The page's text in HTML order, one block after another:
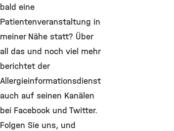
bald eine
Patientenveranstaltung in
meiner Nähe statt? Über
all das und noch viel mehr
berichtet der
Allergieinformationsdienst
auch auf seinen Kanälen
bei Facebook und Twitter.
Folgen Sie uns, und